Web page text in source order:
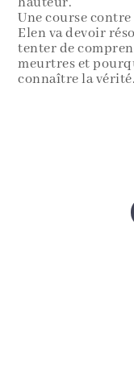
Une course
Elen va devoir
tenter de
meurtres et
connaître la vérité.